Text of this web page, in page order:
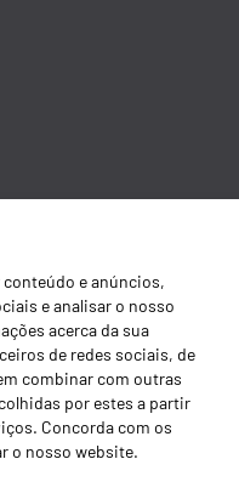
e anúncios,
e analisar o nosso
acerca da sua
de redes sociais, de
combinar com outras
por estes a partir
Concorda com os
o nosso website.